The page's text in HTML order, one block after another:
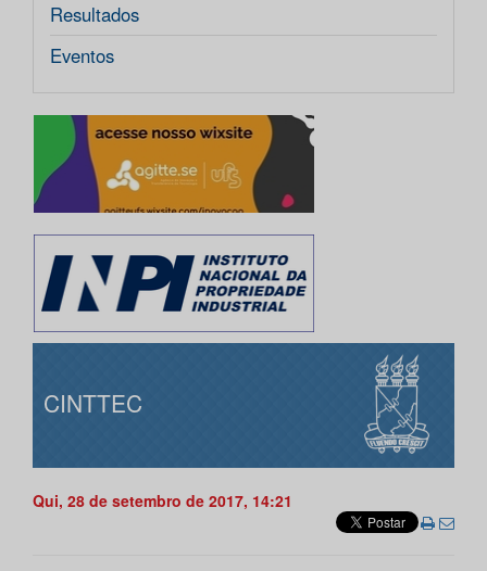
Resultados
Eventos
CINTTEC
Qui, 28 de setembro de 2017, 14:21